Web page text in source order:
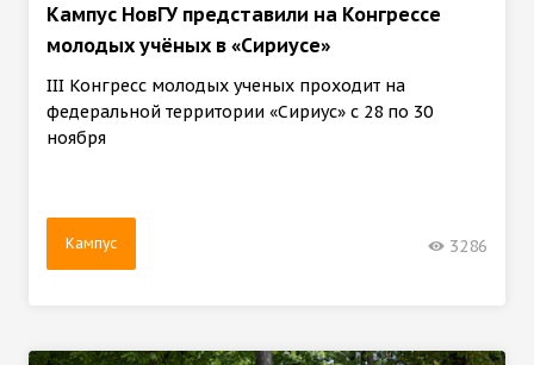
Кампус НовГУ представили на Конгрессе
молодых учёных в «Сириусе»
III Конгресс молодых ученых проходит на
федеральной территории «Сириус» с 28 по 30
ноября
Кампус 3286